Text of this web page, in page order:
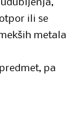
udubljenja,
ili se
metala
pa